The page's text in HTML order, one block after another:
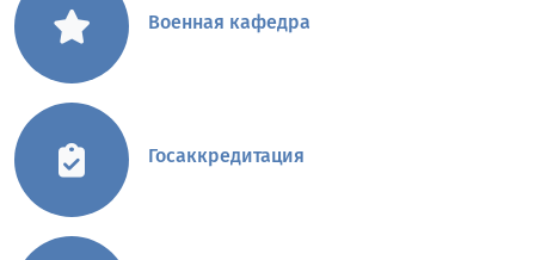
Военная кафедра
Госаккредитация